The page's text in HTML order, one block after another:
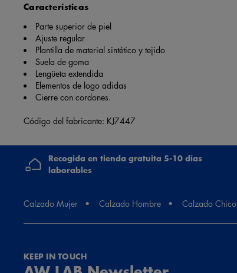
Características
Parte superior de piel
Ajuste regular
Plantilla de material sintético y tejido
Suela de goma
Lengüeta extendida
Elementos de logo adidas
Cierre con cordones.
Código del fabricante: KJ7447
Recogida en tienda gratuita 5-10 días
laborables
Calzado Mujer Calzado Hombre Calzado Chico
KEEP IN TOUCH